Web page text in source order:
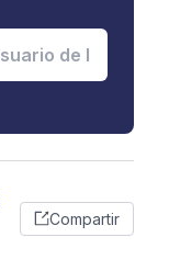
Compartir